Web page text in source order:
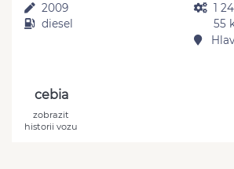
2009
diesel
1
55
cebia
zobrazit
historii vozu